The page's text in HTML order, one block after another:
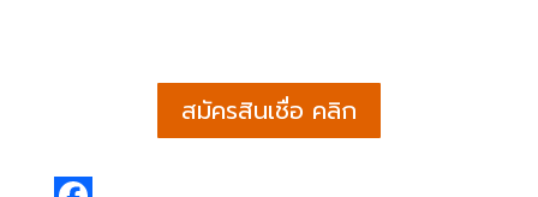
สมัครสินเชื่อ คลิก